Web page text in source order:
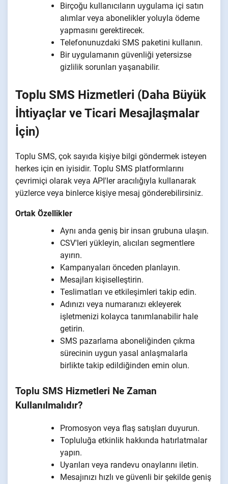
Birçoğu kullanıcıların uygulama içi satın
alımlar veya abonelikler yoluyla ödeme
yapmasını gerektirecek.
Telefonunuzdaki SMS paketini kullanın.
Bir uygulamanın güvenliği yetersizse
gizlilik sorunları yaşanabilir.
Toplu SMS Hizmetleri (Daha Büyük
İhtiyaçlar ve Ticari Mesajlaşmalar
İçin)
Toplu SMS, çok sayıda kişiye bilgi göndermek isteyen
herkes için en iyisidir. Toplu SMS platformlarını
çevrimiçi olarak veya API'ler aracılığıyla kullanarak
yüzlerce veya binlerce kişiye mesaj gönderebilirsiniz.
Ortak Özellikler
Aynı anda geniş bir insan grubuna ulaşın.
CSV'leri yükleyin, alıcıları segmentlere
ayırın.
Kampanyaları önceden planlayın.
Mesajları kişiselleştirin.
Teslimatları ve etkileşimleri takip edin.
Adınızı veya numaranızı ekleyerek
işletmenizi kolayca tanımlanabilir hale
getirin.
SMS pazarlama aboneliğinden çıkma
sürecinin uygun yasal anlaşmalarla
birlikte takip edildiğinden emin olun.
Toplu SMS Hizmetleri Ne Zaman
Kullanılmalıdır?
Promosyon veya flaş satışları duyurun.
Topluluğa etkinlik hakkında hatırlatmalar
yapın.
Uyarıları veya randevu onaylarını iletin.
Mesajınızı hızlı ve güvenli bir şekilde geniş